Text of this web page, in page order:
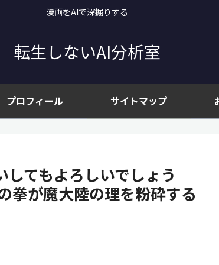
漫画をAIで深掘りする
転生しないAI分析室
プロフィール サイトマップ
してもよろしいでしょう
拳が魔大陸の理を粉砕する